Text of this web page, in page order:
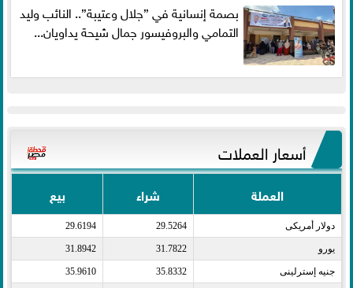
بصمة إنسانية في ”جلال وعتيبة”.. النائب وليد
التمامي والبروفيسور جمال شيحة يداويان...
أسعار العملات
العملة شراء بيع
دولار أمريكى​ 29.5264
29.6194
يورو​ 31.7822
31.8942
جنيه إسترلينى​ 35.8332
35.9610